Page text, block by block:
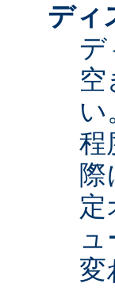
ディ
デ
空
い
程
際
定
変